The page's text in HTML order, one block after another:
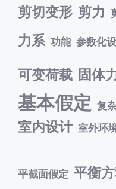
剪切变形 剪力
力系 功能 参数化
可变荷载 固体
基本假定 复
室内设计 室外环
平截面假定 平衡